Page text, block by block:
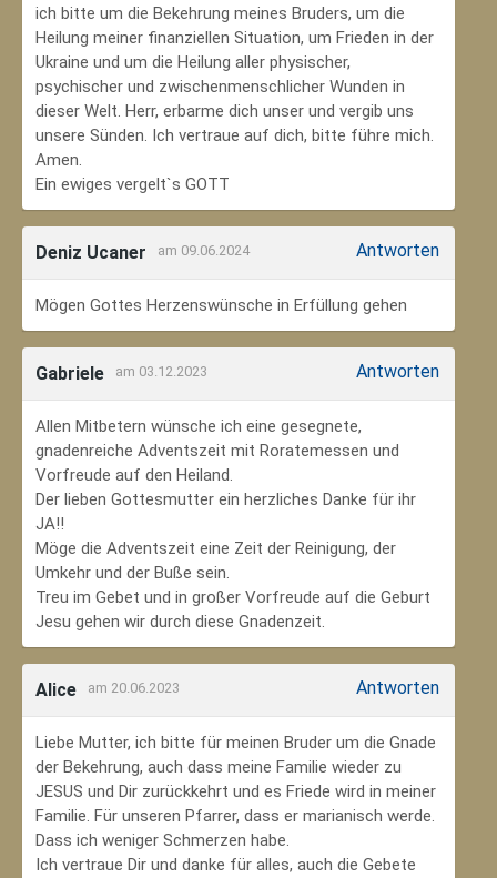
ich bitte um die Bekehrung meines Bruders, um die
Heilung meiner finanziellen Situation, um Frieden in der
Ukraine und um die Heilung aller physischer,
psychischer und zwischenmenschlicher Wunden in
dieser Welt. Herr, erbarme dich unser und vergib uns
unsere Sünden. Ich vertraue auf dich, bitte führe mich.
Amen.
Ein ewiges vergelt`s GOTT
Deniz Ucaner am 09.06.2024 Antworten
Mögen Gottes Herzenswünsche in Erfüllung gehen
Gabriele am 03.12.2023 Antworten
Allen Mitbetern wünsche ich eine gesegnete,
gnadenreiche Adventszeit mit Roratemessen und
Vorfreude auf den Heiland.
Der lieben Gottesmutter ein herzliches Danke für ihr
JA!!
Möge die Adventszeit eine Zeit der Reinigung, der
Umkehr und der Buße sein.
Treu im Gebet und in großer Vorfreude auf die Geburt
Jesu gehen wir durch diese Gnadenzeit.
Alice am 20.06.2023 Antworten
Liebe Mutter, ich bitte für meinen Bruder um die Gnade
der Bekehrung, auch dass meine Familie wieder zu
JESUS und Dir zurückkehrt und es Friede wird in meiner
Familie. Für unseren Pfarrer, dass er marianisch werde.
Dass ich weniger Schmerzen habe.
Ich vertraue Dir und danke für alles, auch die Gebete